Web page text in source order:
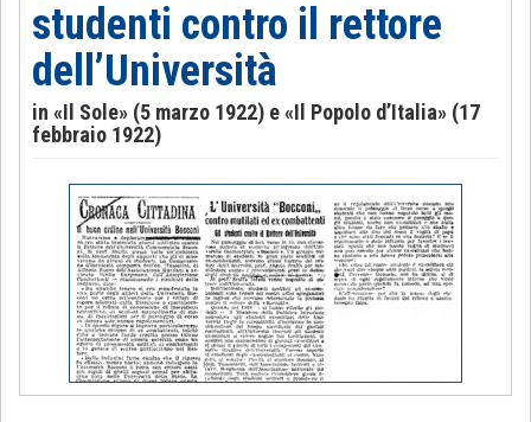
studenti contro il rettore
dell’Università
in «Il Sole» (5 marzo 1922) e «Il Popolo d’Italia» (17
febbraio 1922)